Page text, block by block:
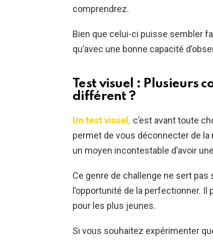
comprendrez.
Bien que celui-ci puisse sembler
qu’avec une bonne capacité
Test visuel : Plusieurs
différent ?
Un test visuel, c’est avant toute
permet de vous déconnecter de
un moyen incontestable d’avoir
Ce genre de challenge ne sert
l’opportunité de la perfectionner.
pour les plus jeunes.
Si vous souhaitez expérimenter